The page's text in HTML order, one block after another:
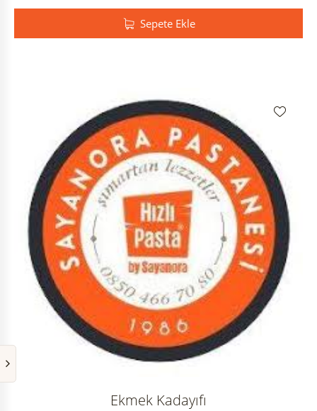
Sepete Ekle
Ekmek Kadayıfı